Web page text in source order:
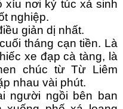
xíu nơi ký túc xá sinh
nghiệp.
giản dị nhất.
tháng cạn tiền. Là
xe đạp cà tàng, là
chúc từ Từ Liêm
nhau vài phút.
người ngồi bên ban